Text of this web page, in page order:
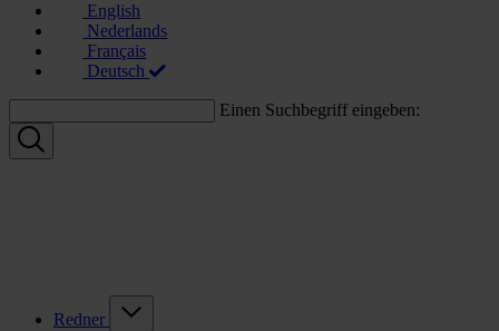
English
Nederlands
Français
Deutsch
Einen Suchbegriff eingeben:
Redner